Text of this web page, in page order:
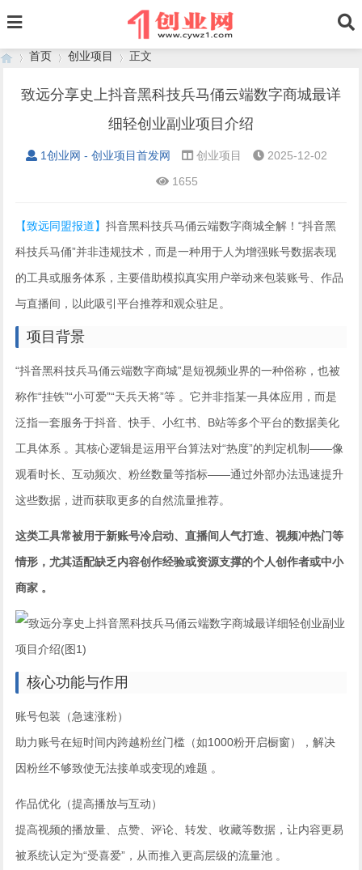
首页 创业项目
›
正文
致远分享史上抖音黑科技兵马俑云端数字商城最详
细轻创业副业项目介绍
1创业网 - 创业项目首发网 创业项目
2025-12-02
1655
【致远同盟报道】抖音黑科技兵马俑云端数字商城全解！“抖音黑
科技兵马俑”并非违规技术，而是一种用于人为增强账号数据表现
的工具或服务体系，主要借助模拟真实用户举动来包装账号、作品
与直播间，以此吸引平台推荐和观众驻足。
项目背景
“抖音黑科技兵马俑云端数字商城”是短视频业界的一种俗称，也被
称作“挂铁”“小可爱”“天兵天将”等 。它并非指某一具体应用，而是
泛指一套服务于抖音、快手、小红书、B站等多个平台的数据美化
工具体系 。其核心逻辑是运用平台算法对“热度”的判定机制——像
观看时长、互动频次、粉丝数量等指标——通过外部办法迅速提升
这些数据，进而获取更多的自然流量推荐。
这类工具常被用于新账号冷启动、直播间人气打造、视频冲热门等
情形，尤其适配缺乏内容创作经验或资源支撑的个人创作者或中小
商家 。
核心功能与作用
账号包装（急速涨粉）
助力账号在短时间内跨越粉丝门槛（如1000粉开启橱窗），解决
因粉丝不够致使无法接单或变现的难题 。
作品优化（提高播放与互动）
提高视频的播放量、点赞、评论、转发、收藏等数据，让内容更易
被系统认定为“受喜爱”，从而推入更高层级的流量池 。